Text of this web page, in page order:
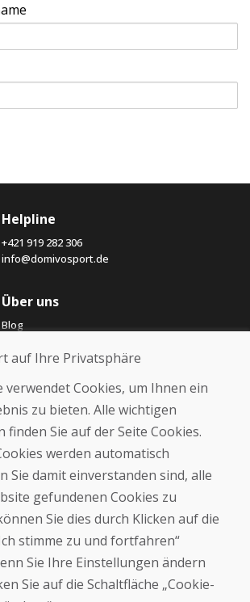
Helpline
+421 919 282 306
info@domivosport.de
Über uns
Blog
Geschäft
Kaufen
E-Shop
Impressum
Geschäftsbedingungen
Zahlung
Beschwerde
Rückgabe und Umtausch von Waren
Cookies
auf Ihre Privatsphäre
verwendet Cookies, um Ihnen ein
zu bieten. Alle wichtigen
Sie auf der Seite Cookies.
werden automatisch
Sie damit einverstanden sind, alle
gefundenen Cookies zu
Sie dies durch Klicken auf die
stimme zu und fortfahren“
Sie Ihre Einstellungen ändern
Sie auf die Schaltfläche „Cookie-